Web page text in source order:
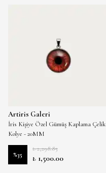
Artiris Galeri
İris Kişiye Özel Gümüş Kaplama Çelik
Kolye - 20MM
%35
₺ 2,298.85
₺ 1,500.00